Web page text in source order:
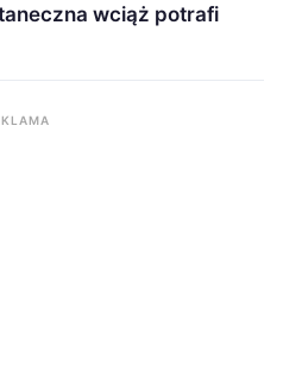
wciąż potrafi